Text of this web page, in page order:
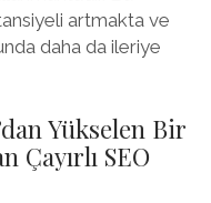
artmakta ve
daha da ileriye
Yükselen Bir
Çayırlı SEO